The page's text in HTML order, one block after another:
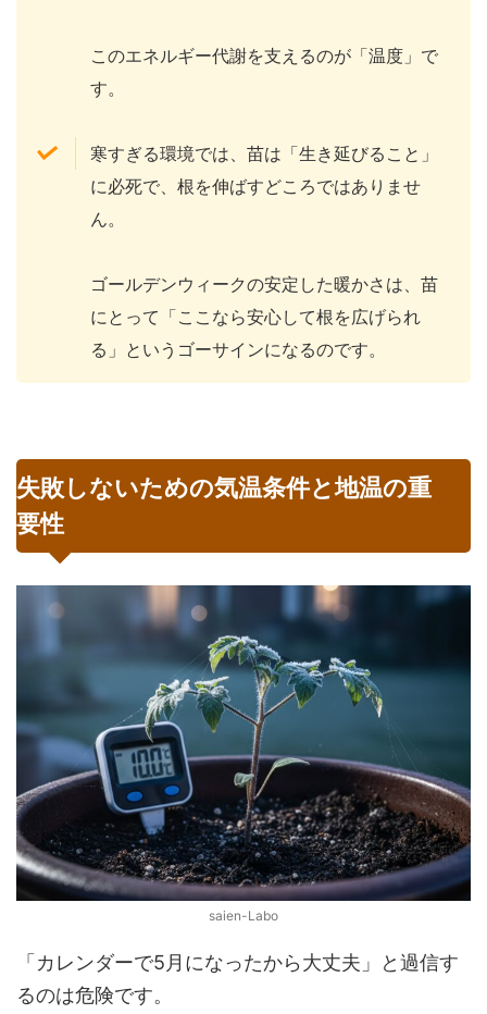
このエネルギー代謝を支えるのが「温度」で
す。
寒すぎる環境では、苗は「生き延びること」
に必死で、根を伸ばすどころではありませ
ん。
ゴールデンウィークの安定した暖かさは、苗
にとって「ここなら安心して根を広げられ
る」というゴーサインになるのです。
失敗しないための気温条件と地温の重
要性
saien-Labo
「カレンダーで5月になったから大丈夫」と過信す
るのは危険です。